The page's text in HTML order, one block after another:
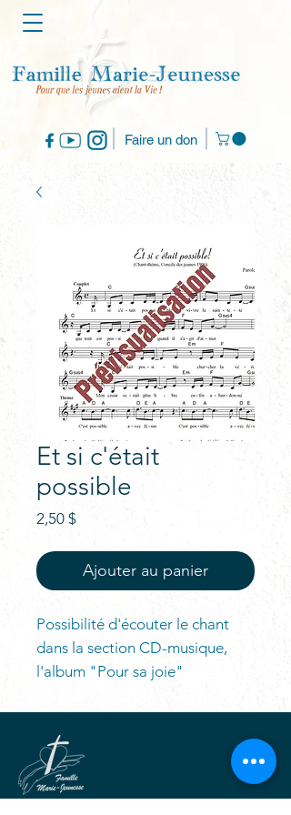
Faire un don
Et si c'était
possible
2,50 $
Ajouter au panier
Possibilité d'écouter le chant
dans la section CD-musique,
l'album "Pour sa joie"